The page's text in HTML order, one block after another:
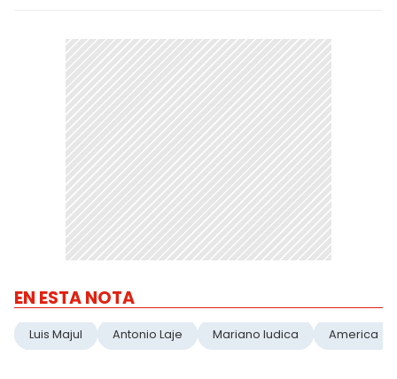
EN ESTA NOTA
Luis Majul Antonio Laje Mariano Iudica America